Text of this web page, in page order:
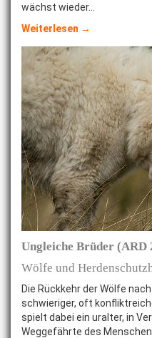
wächst wieder…
Weiterlesen →
Ungleiche Brüder (ARD
Wölfe und
Die Rückkehr der Wölfe
schwieriger, oft
spielt dabei ein uralter, in
Weggefährte des